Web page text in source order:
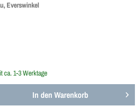
Everswinkel
ca. 1-3 Werktage
In den Warenkorb